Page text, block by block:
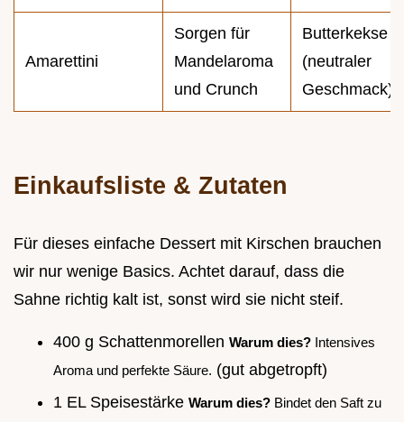
Amarettini
Sorgen für
Mandelaroma
und Crunch
Butterkekse
(neutraler
Geschmack)
Einkaufsliste & Zutaten
Für dieses einfache Dessert mit Kirschen brauchen
wir nur wenige Basics. Achtet darauf, dass die
Sahne richtig kalt ist, sonst wird sie nicht steif.
400 g Schattenmorellen Warum dies? Intensives
Aroma und perfekte Säure. (gut abgetropft)
1 EL Speisestärke Warum dies? Bindet den Saft zu